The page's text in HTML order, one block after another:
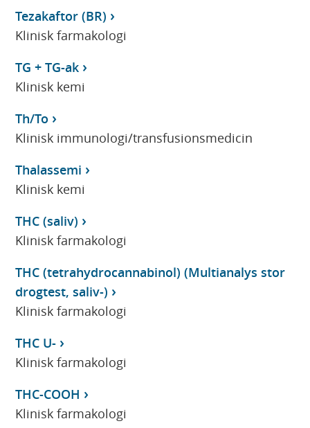
Tezakaftor (BR)
Klinisk farmakologi
TG + TG-ak
Klinisk kemi
Th/To
Klinisk immunologi/transfusionsmedicin
Thalassemi
Klinisk kemi
THC (saliv)
Klinisk farmakologi
THC (tetrahydrocannabinol) (Multianalys stor
drogtest, saliv-)
Klinisk farmakologi
THC U-
Klinisk farmakologi
THC-COOH
Klinisk farmakologi